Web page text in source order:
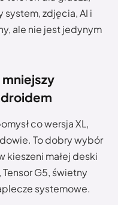
zdjęcia, AI i
ale nie jest jedynym
mniejszy
co wersja XL,
To dobry wybór
kieszeni małej deski
G5, świetny
systemowe.